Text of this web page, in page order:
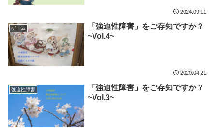
2024.09.11
ゲーム
「強迫性障害」をご存知ですか？
~Vol.4~
2020.04.21
強迫性障害
「強迫性障害」をご存知ですか？
~Vol.3~